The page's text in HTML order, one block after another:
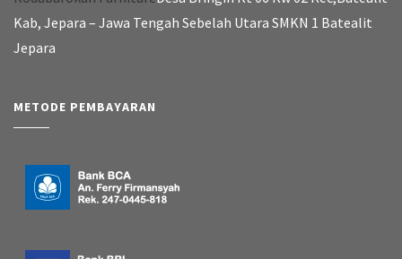
Kab, Jepara – Jawa Tengah Sebelah Utara SMKN 1 Batealit
Jepara
METODE PEMBAYARAN